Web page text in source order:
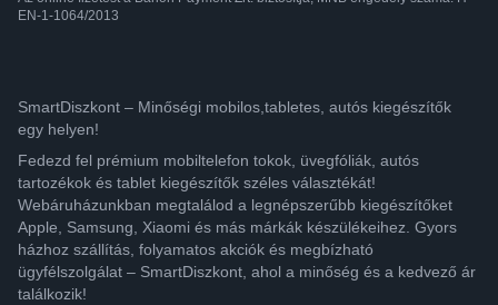
EN-1-1064/2013
SmartDiszkont – Minőségi mobilos,tabletes, autós kiegészítők
egy helyen!
Fedezd fel prémium mobiltelefon tokok, üvegfóliák, autós
tartozékok és tablet kiegészítők széles választékát!
Webáruházunkban megtalálod a legnépszerűbb kiegészítőket
Apple, Samsung, Xiaomi és más márkák készülékeihez. Gyors
házhoz szállítás, folyamatos akciók és megbízható
ügyfélszolgálat – SmartDiszkont, ahol a minőség és a kedvező ár
találkozik!